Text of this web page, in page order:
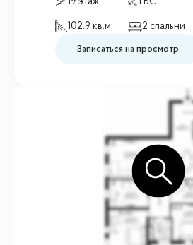
102.9 кв.м 2 спальни
Записаться на просмотр